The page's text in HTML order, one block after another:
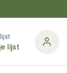
lijst